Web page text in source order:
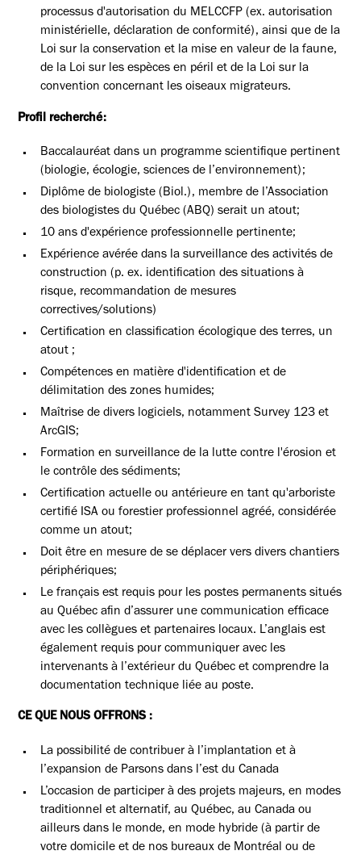
processus d'autorisation du MELCCFP (ex. autorisation
ministérielle, déclaration de conformité), ainsi que de la
Loi sur la conservation et la mise en valeur de la faune,
de la Loi sur les espèces en péril et de la Loi sur la
convention concernant les oiseaux migrateurs.
Profil recherché:
Baccalauréat dans un programme scientifique pertinent
(biologie, écologie, sciences de l’environnement);
Diplôme de biologiste (Biol.), membre de l’Association
des biologistes du Québec (ABQ) serait un atout;
10 ans d'expérience professionnelle pertinente;
Expérience avérée dans la surveillance des activités de
construction (p. ex. identification des situations à
risque, recommandation de mesures
correctives/solutions)
Certification en classification écologique des terres, un
atout ;
Compétences en matière d'identification et de
délimitation des zones humides;
Maîtrise de divers logiciels, notamment Survey 123 et
ArcGIS;
Formation en surveillance de la lutte contre l'érosion et
le contrôle des sédiments;
Certification actuelle ou antérieure en tant qu'arboriste
certifié ISA ou forestier professionnel agréé, considérée
comme un atout;
Doit être en mesure de se déplacer vers divers chantiers
périphériques;
Le français est requis pour les postes permanents situés
au Québec afin d’assurer une communication efficace
avec les collègues et partenaires locaux. L’anglais est
également requis pour communiquer avec les
intervenants à l’extérieur du Québec et comprendre la
documentation technique liée au poste.
CE QUE NOUS OFFRONS :
La possibilité de contribuer à l’implantation et à
l’expansion de Parsons dans l’est du Canada
L’occasion de participer à des projets majeurs, en modes
traditionnel et alternatif, au Québec, au Canada ou
ailleurs dans le monde, en mode hybride (à partir de
votre domicile et de nos bureaux de Montréal ou de